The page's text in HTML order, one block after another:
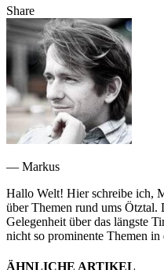
Share
— Markus
Hallo Welt! Hier schreibe ich,
über Themen rund ums
Gelegenheit über das längste
nicht so prominente Themen
ÄHNLICHE ARTIKEL